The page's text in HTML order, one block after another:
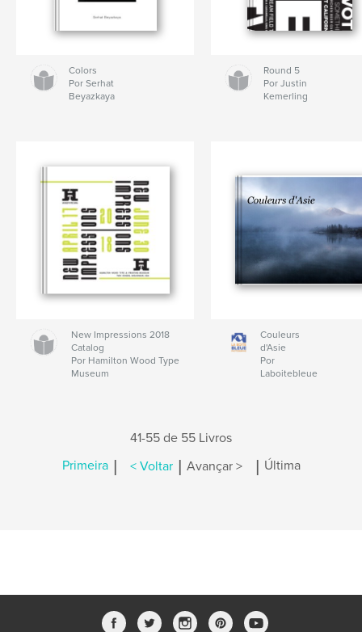
Colors
Por Serhat
Beyazkaya
Round 5
Por Justin
Kemerling
New Impressions 2018
Catalog
Por Hamilton Wood Type
Museum
Couleurs
d'Asie
Por
Laboitebleue
41-55 de 55 Livros
Primeira | < Voltar | Avançar > | Última